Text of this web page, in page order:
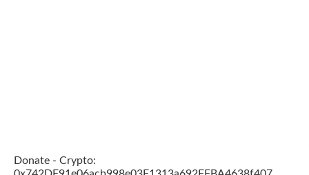
Donate - Crypto: